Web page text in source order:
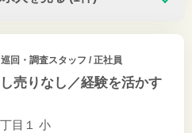
回・調査スタッフ / 正社員
売りなし／経験を活かす
目１ 小